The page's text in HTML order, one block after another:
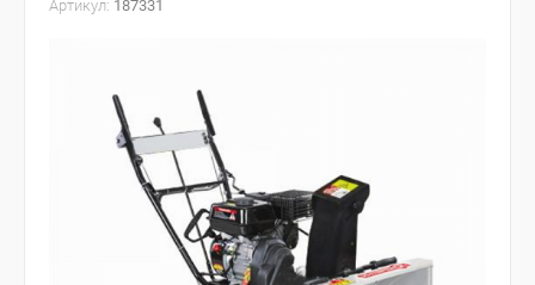
Артикул: 187331